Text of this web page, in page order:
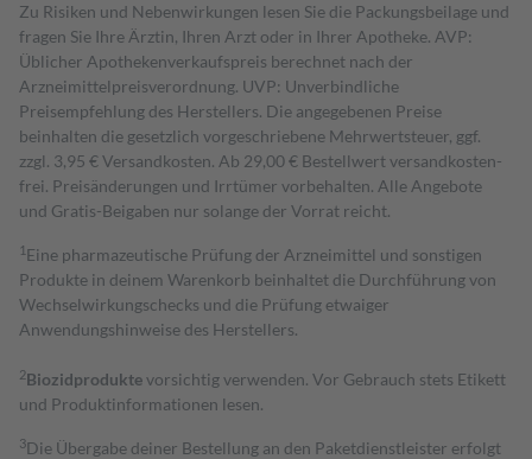
Zu Risiken und Nebenwirkungen lesen Sie die Packungsbeilage und
fragen Sie Ihre Ärztin, Ihren Arzt oder in Ihrer Apotheke. AVP:
Üblicher Apothekenverkaufspreis berechnet nach der
Arzneimittelpreisverordnung. UVP: Unverbindliche
Preisempfehlung des Herstellers. Die angegebenen Preise
beinhalten die gesetzlich vorgeschriebene Mehrwertsteuer, ggf.
zzgl. 3,95 € Versandkosten. Ab 29,00 € Bestell­wert versand­kosten­
frei. Preisänderungen und Irrtümer vorbehalten. Alle Angebote
und Gratis-Beigaben nur solange der Vorrat reicht.
1 Eine pharmazeutische Prüfung der Arzneimittel und sonstigen
Produkte in deinem Warenkorb beinhaltet die Durchführung von
Wechselwirkungschecks und die Prüfung etwaiger
Anwendungshinweise des Herstellers.
2Biozidproduktevorsichtig verwenden. Vor Gebrauch stets Etikett
und Produktinformationen lesen.
3Die Übergabe deiner Bestellung an den Paketdienstleister erfolgt